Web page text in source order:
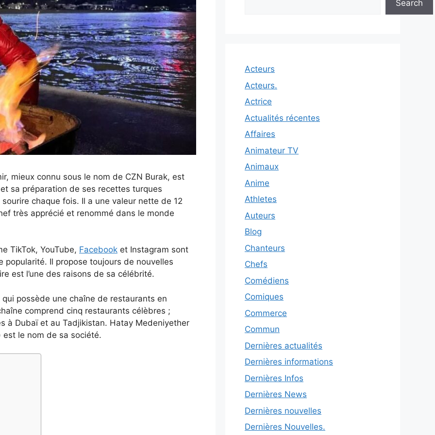
mieux connu sous le nom de CZN Burak, est
sa préparation de ses recettes turques
chaque fois. Il a une valeur nette de 12
très apprécié et renommé dans le monde
TikTok, YouTube, Facebook et Instagram sont
Il propose toujours de nouvelles
est l’une des raisons de sa célébrité.
possède une chaîne de restaurants en
comprend cinq restaurants célèbres ;
à Dubaï et au Tadjikistan. Hatay Medeniyether
est le nom de sa société.
Search
Acteurs
Acteurs.
Actrice
Actualités récentes
Affaires
Animateur TV
Animaux
Anime
Athletes
Auteurs
Blog
Chanteurs
Chefs
Comédiens
Comiques
Commerce
Commun
Dernières actualités
Dernières informations
Dernières Infos
Dernières News
Dernières nouvelles
Dernières Nouvelles.